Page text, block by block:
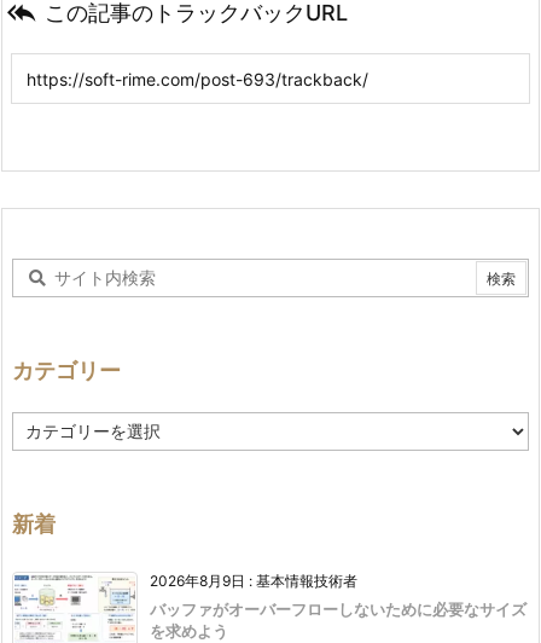
 この記事のトラックバックURL
カテゴリー
テ
ー
新着
2026年8月9日 : 基本情報技術者
バッファがオーバーフローしないために必要なサイズ
を求めよう